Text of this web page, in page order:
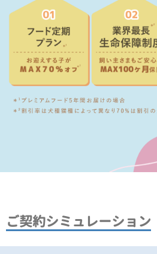
ご契約シミュレーション